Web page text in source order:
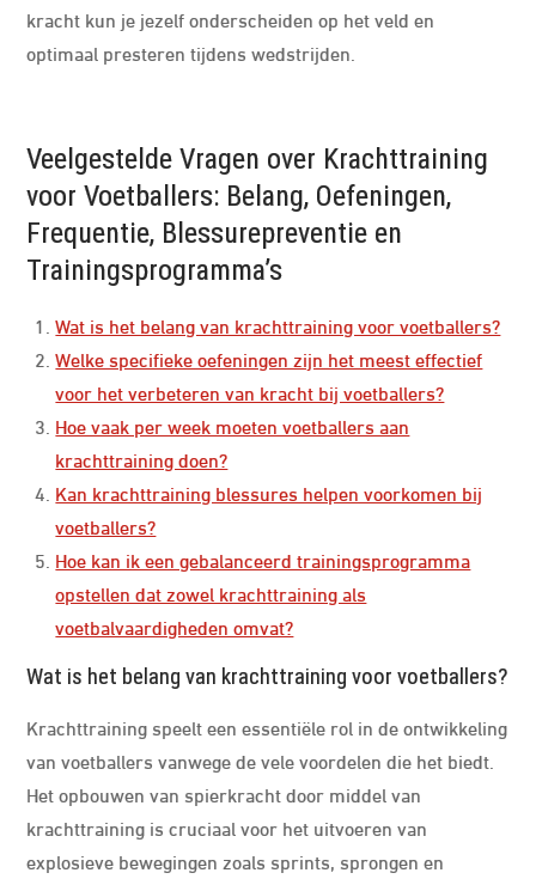
kracht kun je jezelf onderscheiden op het veld en
optimaal presteren tijdens wedstrijden.
Veelgestelde Vragen over Krachttraining
voor Voetballers: Belang, Oefeningen,
Frequentie, Blessurepreventie en
Trainingsprogramma’s
Wat is het belang van krachttraining voor voetballers?
Welke specifieke oefeningen zijn het meest effectief
voor het verbeteren van kracht bij voetballers?
Hoe vaak per week moeten voetballers aan
krachttraining doen?
Kan krachttraining blessures helpen voorkomen bij
voetballers?
Hoe kan ik een gebalanceerd trainingsprogramma
opstellen dat zowel krachttraining als
voetbalvaardigheden omvat?
Wat is het belang van krachttraining voor voetballers?
Krachttraining speelt een essentiële rol in de ontwikkeling
van voetballers vanwege de vele voordelen die het biedt.
Het opbouwen van spierkracht door middel van
krachttraining is cruciaal voor het uitvoeren van
explosieve bewegingen zoals sprints, sprongen en